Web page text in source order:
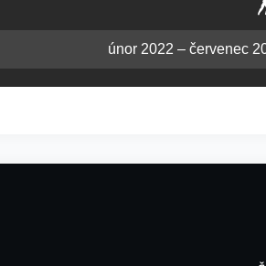
únor 2022 – červenec